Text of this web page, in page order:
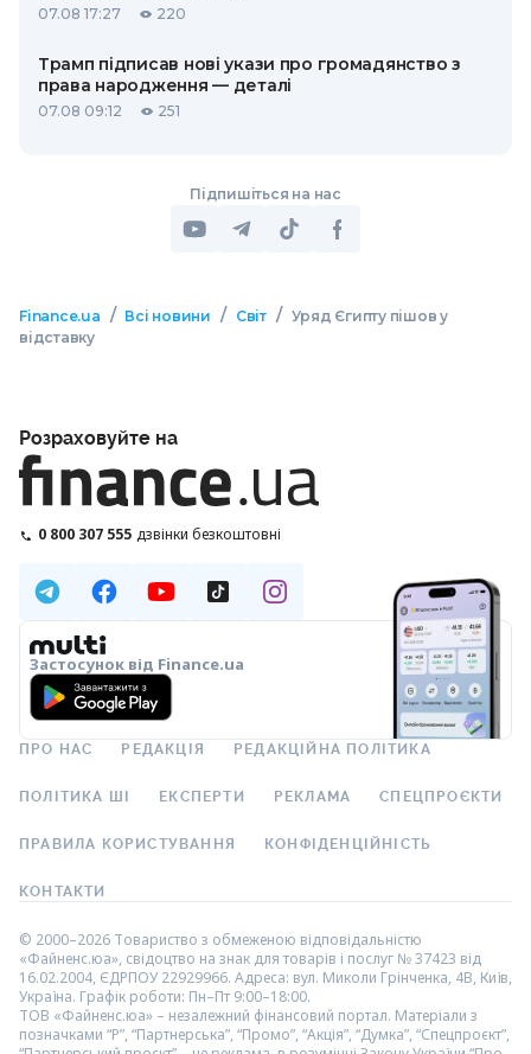
07.08 17:27 220
Трамп підписав нові укази про громадянство з
права народження — деталі
07.08 09:12 251
Підпишіться на нас
Finance.ua / Всі новини / Світ / Уряд Єгипту пішов у
відставку
Розраховуйте на
0 800 307 555 дзвінки безкоштовні
Застосунок від Finance.ua
ПРО НАС РЕДАКЦІЯ РЕДАКЦІЙНА ПОЛІТИКА
ПОЛІТИКА ШІ ЕКСПЕРТИ РЕКЛАМА СПЕЦПРОЄКТИ
ПРАВИЛА КОРИСТУВАННЯ КОНФІДЕНЦІЙНІСТЬ
КОНТАКТИ
© 2000–2026 Товариство з обмеженою відповідальністю
«Файненс.юа», свідоцтво на знак для товарів і послуг № 37423 від
16.02.2004, ЄДРПОУ 22929966. Адреса: вул. Миколи Грінченка, 4В, Київ,
Україна. Графік роботи: Пн–Пт 9:00–18:00.
ТОВ «Файненс.юа» – незалежний фінансовий портал. Матеріали з
позначками “Р”, “Партнерська”, “Промо”, “Акція”, “Думка”, “Спецпроєкт”,